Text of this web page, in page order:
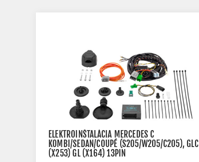
ELEKTROINŠTALÁCIA MERCEDES C
KOMBI/SEDAN/COUPÉ (S205/W205/C205), GLC
(X253) GL (X164) 13PIN